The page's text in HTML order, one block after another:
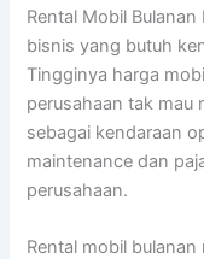
Rental Mobil
bisnis yang butuh
Tingginya harga
perusahaan tak mau
sebagai kendaraan
maintenance dan
perusahaan.
Rental mobil